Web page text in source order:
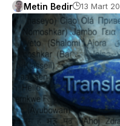
Metin Bedir 13 Mart